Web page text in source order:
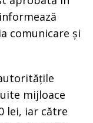
comunicare și
mijloace
lei, iar către